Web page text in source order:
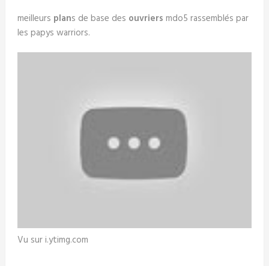
meilleurs plans de base des ouvriers mdo5 rassemblés par
les papys warriors.
Vu sur i.ytimg.com